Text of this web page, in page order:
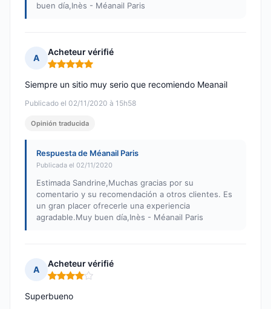
buen día,Inès - Méanail Paris
A
Acheteur vérifié
Nota: 5 de 5
Publicado el 02/11/2020 à 15h58
Siempre un sitio muy serio que recomiendo Meanail
Opinión traducida
Respuesta de Méanail Paris
Publicada el 02/11/2020
Estimada Sandrine,Muchas gracias por su
comentario y su recomendación a otros clientes. Es
un gran placer ofrecerle una experiencia
agradable.Muy buen día,Inès - Méanail Paris
A
Acheteur vérifié
Nota: 4 de 5
Superbueno